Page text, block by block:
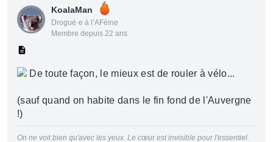
KoalaMan
Drogué·e à l’AFéine
Membre depuis 22 ans
De toute façon, le mieux est de rouler à vélo...
(sauf quand on habite dans le fin fond de l'Auvergne
!)
On ne voit bien qu'avec les yeux. Le cœur est invisible pour l'essentiel.